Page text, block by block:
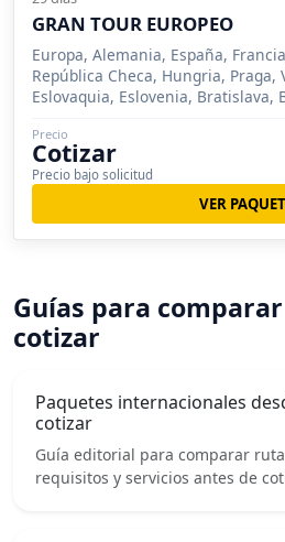
GRAN TOUR EUROPEO
Europa, Alemania, España,
República Checa, Hungria, Praga,
Eslovaquia, Eslovenia, Bratislava,
Precio
Cotizar
Precio bajo solicitud
VER
Guías para
cotizar
Paquetes internacionales
cotizar
Guía editorial para comparar
requisitos y servicios antes de